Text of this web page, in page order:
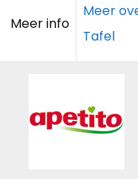
Meer info
Meer
Tafel